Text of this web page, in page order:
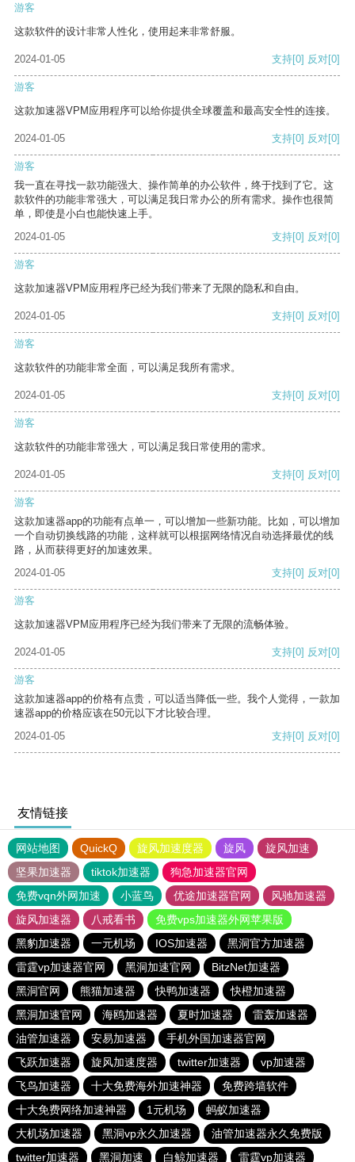
游客
这款软件的设计非常人性化，使用起来非常舒服。
2024-01-05 支持[0] 反对[0]
游客
这款加速器VPM应用程序可以给你提供全球覆盖和最高安全性的连接。
2024-01-05 支持[0] 反对[0]
游客
我一直在寻找一款功能强大、操作简单的办公软件，终于找到了它。这
款软件的功能非常强大，可以满足我日常办公的所有需求。操作也很简
单，即使是小白也能快速上手。
2024-01-05
支持[0] 反对[0]
游客
这款加速器VPM应用程序已经为我们带来了无限的隐私和自由。
2024-01-05 支持[0] 反对[0]
游客
这款软件的功能非常全面，可以满足我所有需求。
2024-01-05 支持[0] 反对[0]
游客
这款软件的功能非常强大，可以满足我日常使用的需求。
2024-01-05 支持[0] 反对[0]
游客
这款加速器app的功能有点单一，可以增加一些新功能。比如，可以增加
一个自动切换线路的功能，这样就可以根据网络情况自动选择最优的线
路，从而获得更好的加速效果。
2024-01-05
支持[0] 反对[0]
游客
这款加速器VPM应用程序已经为我们带来了无限的流畅体验。
2024-01-05 支持[0] 反对[0]
游客
这款加速器app的价格有点贵，可以适当降低一些。我个人觉得，一款加
速器app的价格应该在50元以下才比较合理。
2024-01-05
支持[0] 反对[0]
友情链接
网站地图 QuickQ 旋风加速度器 旋风
旋风加速
坚果加速器
tiktok加速器
狗急加速器官网
免费vqn外网加速
小蓝鸟 优途加速器官网
风驰加速器
旋风加速器
八戒看书
免费vps加速器外网苹果版
黑豹加速器
一元机场 IOS加速器
黑洞官方加速器
雷霆vp加速器官网
黑洞加速官网
BitzNet加速器
黑洞官网
熊猫加速器 快鸭加速器
快橙加速器
黑洞加速官网
海鸥加速器 夏时加速器
雷轰加速器
油管加速器
安易加速器
手机外国加速器官网
飞跃加速器
旋风加速度器 twitter加速器
vp加速器
飞鸟加速器
十大免费海外加速神器
免费跨墙软件
十大免费网络加速神器
1元机场
蚂蚁加速器
大机场加速器
黑洞vp永久加速器
油管加速器永久免费版
twitter加速器
黑洞加速 白鲸加速器 雷霆vp加速器